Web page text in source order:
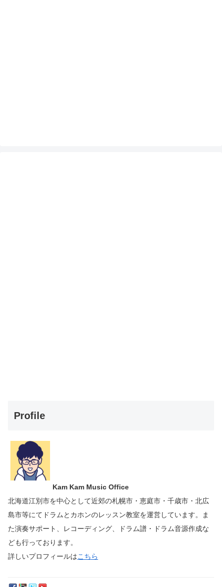
Profile
Kam Kam Music Office
北海道江別市を中心として近郊の札幌市・恵庭市・千歳市・北広
島市等にて ドラムとカホンのレッスン教室を運営しています。
ま
た演奏サポート、レコーディング、ドラム譜・ドラム音源作成な
ども行っております。
詳しいプロフィールはこちら